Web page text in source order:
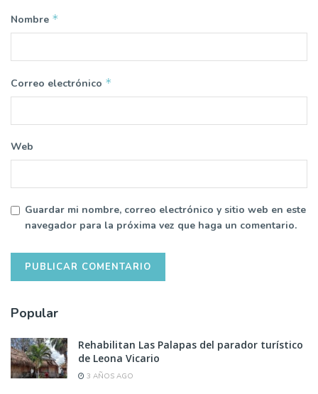
Nombre *
Correo electrónico *
Web
Guardar mi nombre, correo electrónico y sitio web en este
navegador para la próxima vez que haga un comentario.
Popular
Rehabilitan Las Palapas del parador turístico
de Leona Vicario
3 AÑOS AGO